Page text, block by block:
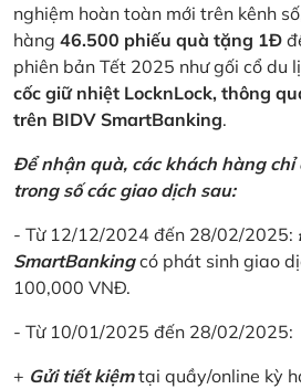
nghiệm hoàn toàn mới trên kênh
hàng 46.500 phiếu quà tặng 1Đ
phiên bản Tết 2025 như gối cổ du
cốc giữ nhiệt LocknLock, thông
trên BIDV SmartBanking.
Để nhận quà, các khách hàng chỉ
trong số các giao dịch sau:
- Từ 12/12/2024 đến 28/02/2025:
SmartBankingcó phát sinh giao
100,000 VNĐ.
- Từ 10/01/2025 đến 28/02/2025:
+ Gửi tiết kiệmtại quầy/online kỳ